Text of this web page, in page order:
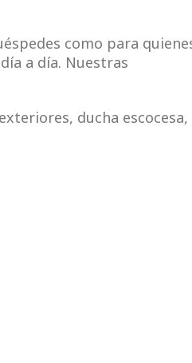
como para
a día. Nuestras
ducha escocesa,